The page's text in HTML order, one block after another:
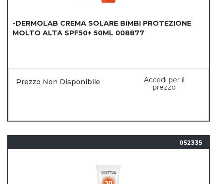
-DERMOLAB CREMA SOLARE BIMBI PROTEZIONE
MOLTO ALTA SPF50+ 50ML 008877
Prezzo Non Disponibile
Accedi per il
prezzo
052335